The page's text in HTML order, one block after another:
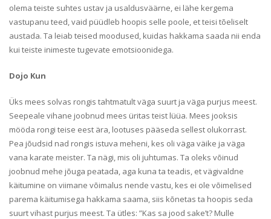
olema teiste suhtes ustav ja usaldusväärne, ei lähe kergema
vastupanu teed, vaid püüdleb hoopis selle poole, et teisi tõeliselt
austada. Ta leiab teised moodused, kuidas hakkama saada nii enda
kui teiste inimeste tugevate emotsioonidega.
Dojo Kun
Üks mees solvas rongis tahtmatult väga suurt ja väga purjus meest.
Seepeale vihane joobnud mees üritas teist lüüa. Mees jooksis
mööda rongi teise eest ära, lootuses pääseda sellest olukorrast.
Pea jõudsid nad rongis istuva meheni, kes oli väga väike ja väga
vana karate meister. Ta nägi, mis oli juhtumas. Ta oleks võinud
joobnud mehe jõuga peatada, aga kuna ta teadis, et vägivaldne
käitumine on viimane võimalus nende vastu, kes ei ole võimelised
parema käitumisega hakkama saama, siis kõnetas ta hoopis seda
suurt vihast purjus meest. Ta ütles: ”Kas sa jood sake’t? Mulle